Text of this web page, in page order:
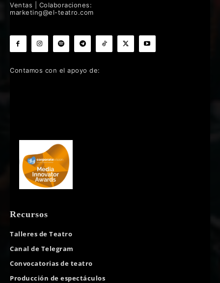
Ventas | Colaboraciones:
marketing@el-teatro.com
Contamos con el apoyo de:
Recursos
Talleres de Teatro
Canal de Telegram
Convocatorias de teatro
Producción de espectáculos